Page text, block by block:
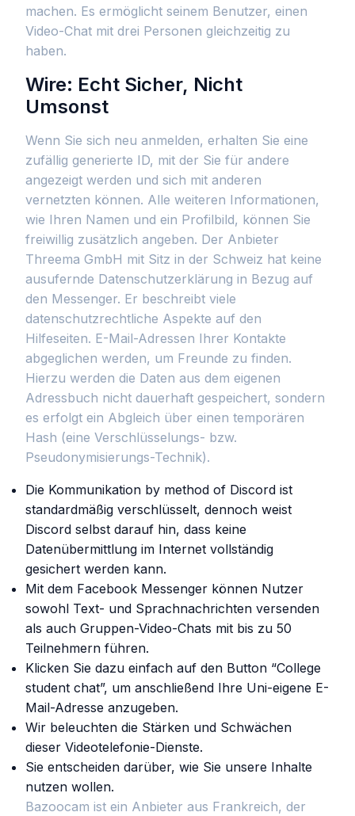
machen. Es ermöglicht seinem Benutzer, einen
Video-Chat mit drei Personen gleichzeitig zu
haben.
Wire: Echt Sicher, Nicht
Umsonst
Wenn Sie sich neu anmelden, erhalten Sie eine
zufällig generierte ID, mit der Sie für andere
angezeigt werden und sich mit anderen
vernetzten können. Alle weiteren Informationen,
wie Ihren Namen und ein Profilbild, können Sie
freiwillig zusätzlich angeben. Der Anbieter
Threema GmbH mit Sitz in der Schweiz hat keine
ausufernde Datenschutzerklärung in Bezug auf
den Messenger. Er beschreibt viele
datenschutzrechtliche Aspekte auf den
Hilfeseiten. E-Mail-Adressen Ihrer Kontakte
abgeglichen werden, um Freunde zu finden.
Hierzu werden die Daten aus dem eigenen
Adressbuch nicht dauerhaft gespeichert, sondern
es erfolgt ein Abgleich über einen temporären
Hash (eine Verschlüsselungs- bzw.
Pseudonymisierungs-Technik).
Die Kommunikation by method of Discord ist
standardmäßig verschlüsselt, dennoch weist
Discord selbst darauf hin, dass keine
Datenübermittlung im Internet vollständig
gesichert werden kann.
Mit dem Facebook Messenger können Nutzer
sowohl Text- und Sprachnachrichten versenden
als auch Gruppen-Video-Chats mit bis zu 50
Teilnehmern führen.
Klicken Sie dazu einfach auf den Button “College
student chat”, um anschließend Ihre Uni-eigene E-
Mail-Adresse anzugeben.
Wir beleuchten die Stärken und Schwächen
dieser Videotelefonie-Dienste.
Sie entscheiden darüber, wie Sie unsere Inhalte
nutzen wollen.
Bazoocam ist ein Anbieter aus Frankreich, der